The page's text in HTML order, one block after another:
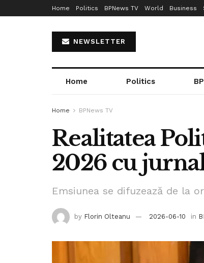
Home Politics BPNews TV World Business
NEWSLETTER
Home Politics
Home BPNews TV
Realitatea
2026 cu
Emsiunea se difuzează de la
by Florin Olteanu 2026-06-10 in